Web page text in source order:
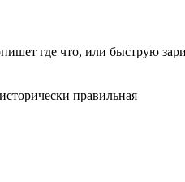
где что, или быструю
правильная